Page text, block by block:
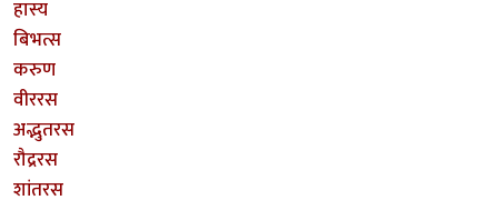
हास्य
बिभत्स
करुण
वीररस
अद्भुतरस
रौद्ररस
शांतरस